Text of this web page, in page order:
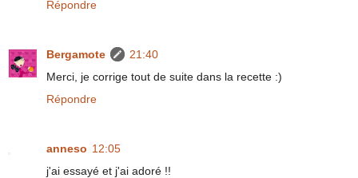
Répondre
Bergamote
21:40
Merci, je corrige tout de suite dans la recette :)
Répondre
anneso 12:05
j'ai essayé et j'ai adoré !!